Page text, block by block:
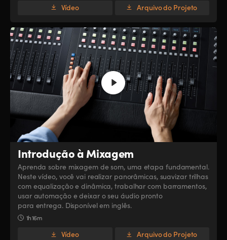
Vídeo Arquivo do Projeto
Introdução à Mixagem
Aprenda sobre mixagem de som, uma etapa fundamental.
Neste vídeo, você vai realizar panorâmicas, suavizar trilhas
com equalização e dinâmica, trabalhar com barramentos,
usar automação e deixar o seu áudio pronto
para entrega. Disponível em inglês.
1h 16m
Vídeo Arquivo do Projeto